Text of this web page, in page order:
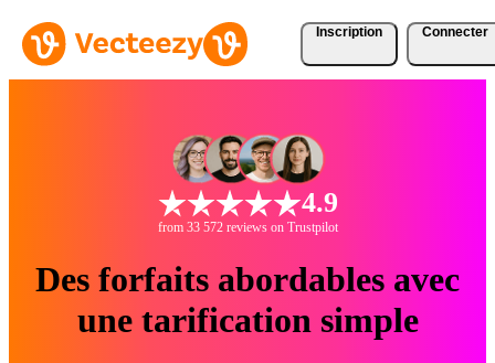
Inscription Connecter
4.9
from 33 572 reviews on Trustpilot
Des forfaits abordables avec
une tarification simple